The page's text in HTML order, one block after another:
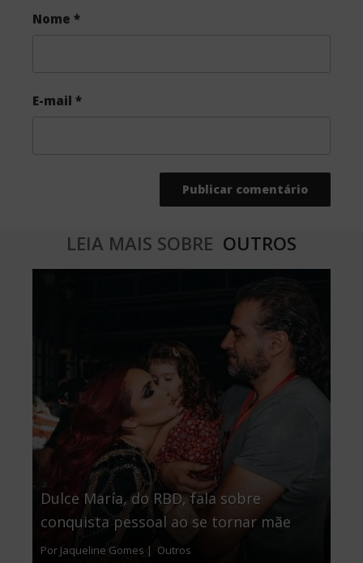
Nome *
E-mail *
LEIA MAIS SOBRE OUTROS
Dulce María, do RBD, fala sobre
conquista pessoal ao se tornar mãe
Por Jaqueline Gomes | Outros